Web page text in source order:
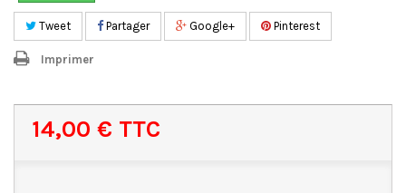
Tweet Partager Google+ Pinterest
Imprimer
14,00 € TTC